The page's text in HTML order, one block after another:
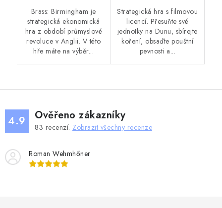
Brass: Birmingham je
strategická ekonomická
hra z období průmyslové
revoluce v Anglii. V této
hře máte na výběr...
Strategická hra s filmovou
licencí. Přesuňte své
jednotky na Dunu, sbírejte
koření, obsaďte pouštní
pevnosti a...
4.9 Ověřeno zákazníky
83 recenzí. Zobrazit všechny recenze
Roman Wehmhőner